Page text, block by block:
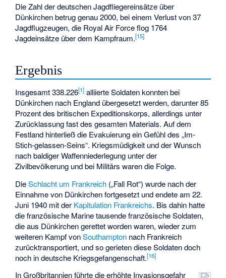
Die Zahl der deutschen Jagdfliegereinsätze über
Dünkirchen betrug genau 2000, bei einem Verlust von 37
Jagdflugzeugen, die Royal Air Force flog 1764
Jagdeinsätze über dem Kampfraum.[15]
Ergebnis
Insgesamt 338.226[1] alliierte Soldaten konnten bei
Dünkirchen nach England übergesetzt werden, darunter 85
Prozent des britischen Expeditionskorps, allerdings unter
Zurücklassung fast des gesamten Materials. Auf dem
Festland hinterließ die Evakuierung ein Gefühl des „Im-
Stich-gelassen-Seins“. Kriegsmüdigkeit und der Wunsch
nach baldiger Waffenniederlegung unter der
Zivilbevölkerung und bei Militärs waren die Folge.
DieSchlacht um Frankreich („Fall Rot“) wurde nach der
Einnahme von Dünkirchen fortgesetzt und endete am 22.
Juni 1940 mit der Kapitulation Frankreichs. Bis dahin hatte
die französische Marine tausende französische Soldaten,
die aus Dünkirchen gerettet worden waren, wieder zum
weiteren Kampf vonSouthampton nach Frankreich
zurücktransportiert, und so gerieten diese Soldaten doch
noch in deutsche Kriegsgefangenschaft.[16]
In Großbritannien führte die erhöhte Invasionsgefahr